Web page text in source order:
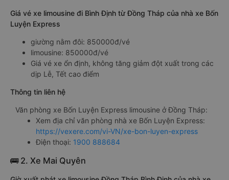
Giá vé xe limousine đi Bình Định từ Đồng Tháp của nhà xe Bốn
Luyện Express
giường nằm đôi: 850000đ/vé
limousine: 850000đ/vé
Giá vé xe ổn định, không tăng giảm đột xuất trong các
dịp Lễ, Tết cao điểm
Thông tin liên hệ
Văn phòng xe Bốn Luyện Express limousine ở Đồng Tháp:
Xem địa chỉ văn phòng nhà xe Bốn Luyện Express:
https://vexere.com/vi-VN/xe-bon-luyen-express
Điện thoại: 1900 888684
🚌 2. Xe Mai Quyên